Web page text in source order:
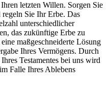
letzten Willen. Sorgen Sie
Sie Ihr Erbe. Das
unterschiedlicher
das zukünftige Erbe zu
maßgeschneiderte Lösung
Ihres Vermögens. Durch
Testamentes bei uns wird
Falle Ihres Ablebens